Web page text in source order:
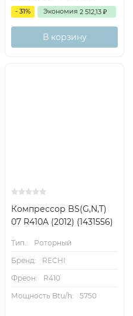
- 31% Экономия 2 512,13 ₽
В корзину
Компрессор BS(G,N,T)
07 R410A (2012) (1431556)
Тип.:
Роторный
Бренд:
RECHI
Фреон:
R410
Мощность Btu/h:
5750